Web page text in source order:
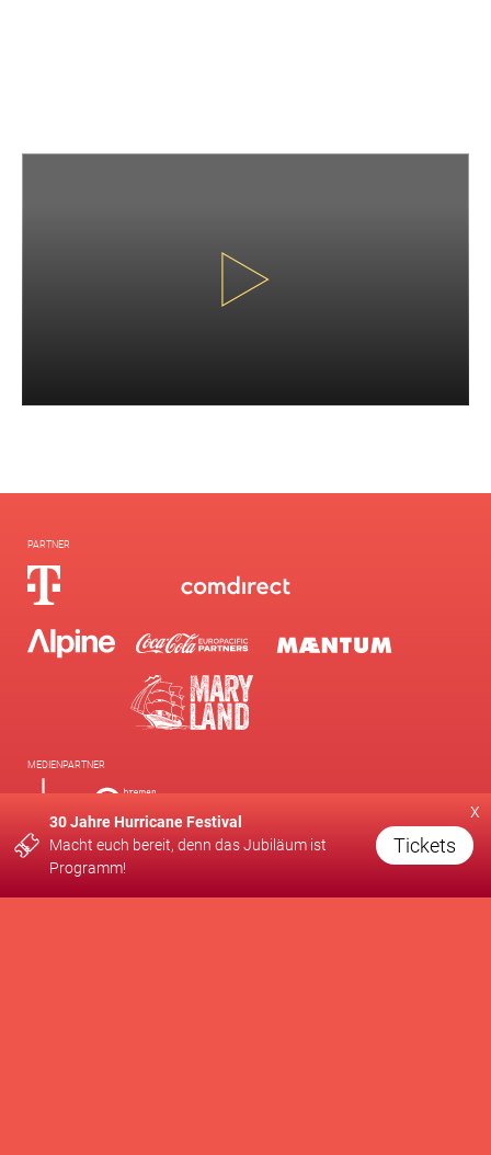
PARTNER
MEDIENPARTNER
x
30 Jahre Hurricane Festival
Macht euch bereit, denn das Jubiläum ist
Programm!
Tickets